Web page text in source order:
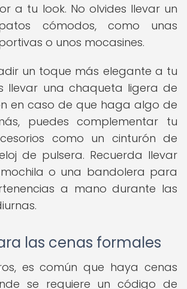
a tu look. No olvides llevar un
cómodos, como unas
o unos mocasines.
un toque más elegante a tu
llevar una chaqueta ligera de
en caso de que haga algo de
puedes complementar tu
como un cinturón de
de pulsera. Recuerda llevar
o una bandolera para
a mano durante las
las cenas formales
es común que haya cenas
se requiere un código de